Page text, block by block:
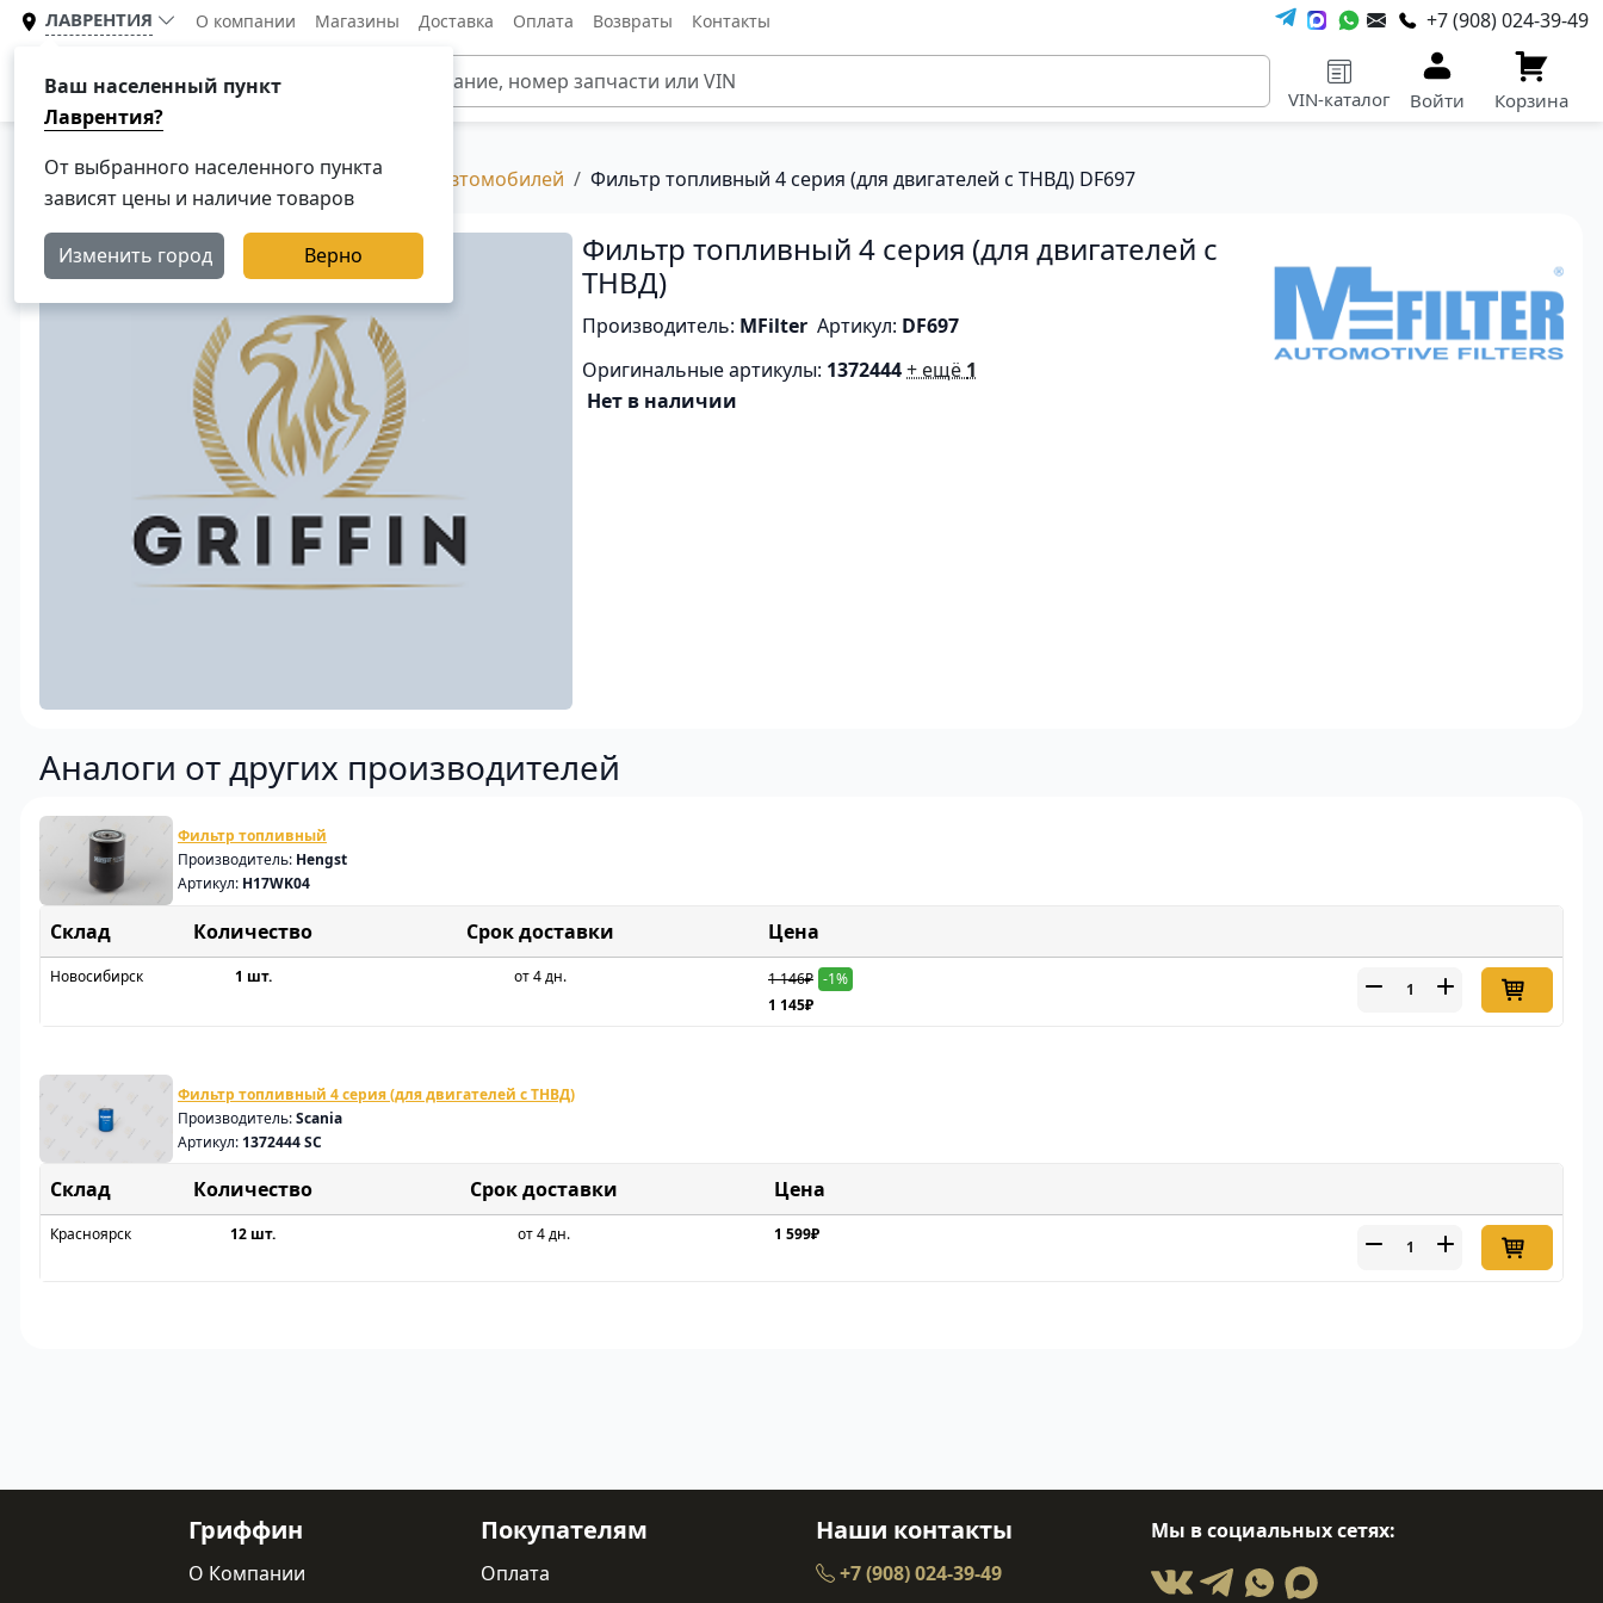
ЛАВРЕНТИЯ
Ваш населенный пункт
Лаврентия?
От выбранного населенного пункта
зависят цены и наличие товаров
Изменить город Верно
О компании Магазины Доставка Оплата Возвраты Контакты +7 (908) 024-39-49
Каталог
VIN-каталог Войти Корзина
Главная Каталог Фильтры для грузовых автомобилей Фильтр топливный 4 серия (для двигателей с ТНВД) DF697
Фильтр топливный 4 серия (для двигателей с
ТНВД)
Производитель: MFilter Артикул: DF697
Оригинальные артикулы: 1372444+ ещё 1
Нет в наличии
Аналоги от других производителей
Фильтр топливный
Производитель: Hengst
Артикул: H17WK04
Склад Срок доставки Цена
Новосибирск 1 шт. от 4 дн. 1 146₽ -1%
1 145₽
Фильтр топливный 4 серия (для двигателей с ТНВД)
Производитель:Scania
Артикул: 1372444 SC
Склад Срок доставки Цена
Красноярск 12 шт. от 4 дн. 1 599₽
Гриффин
О Компании
Покупателям
Оплата
Наши контакты
+7 (908) 024-39-49
Мы в социальных сетях: